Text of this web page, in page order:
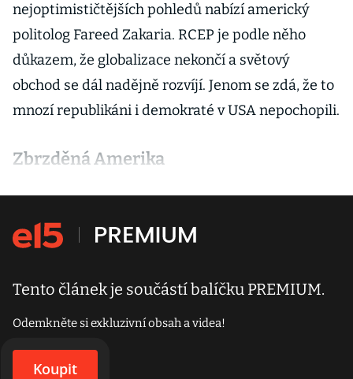
nejoptimističtějších pohledů nabízí americký
politolog Fareed Zakaria. RCEP je podle něho
důkazem, že globalizace nekončí a světový
obchod se dál nadějně rozvíjí. Jenom se zdá, že to
mnozí republikáni i demokraté v USA nepochopili.
Zbrzděná Amerika
Tento článek je součástí balíčku PREMIUM.
Odemkněte si exkluzivní obsah a videa!
Koupit